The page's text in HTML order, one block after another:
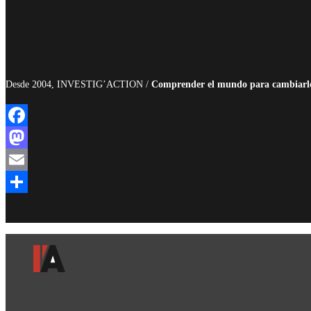
Desde 2004, INVESTIG’ACTION / Comprender el mundo para
Facebook
Mastodon
Email